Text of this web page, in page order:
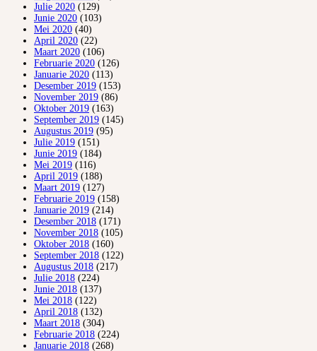
Julie 2020 (129)
Junie 2020 (103)
Mei 2020 (40)
April 2020 (22)
Maart 2020 (106)
Februarie 2020 (126)
Januarie 2020 (113)
Desember 2019 (153)
November 2019 (86)
Oktober 2019 (163)
September 2019 (145)
Augustus 2019 (95)
Julie 2019 (151)
Junie 2019 (184)
Mei 2019 (116)
April 2019 (188)
Maart 2019 (127)
Februarie 2019 (158)
Januarie 2019 (214)
Desember 2018 (171)
November 2018 (105)
Oktober 2018 (160)
September 2018 (122)
Augustus 2018 (217)
Julie 2018 (224)
Junie 2018 (137)
Mei 2018 (122)
April 2018 (132)
Maart 2018 (304)
Februarie 2018 (224)
Januarie 2018 (268)